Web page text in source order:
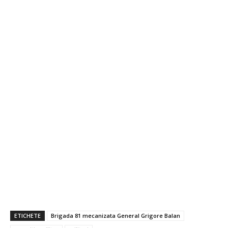
ETICHETE
Brigada 81 mecanizata General Grigore Balan